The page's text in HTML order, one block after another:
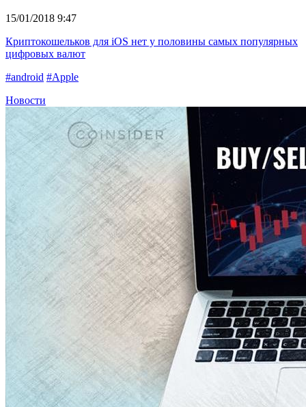
15/01/2018 9:47
Криптокошельков для iOS нет у половины самых популярных
цифровых валют
#android #Apple
Новости